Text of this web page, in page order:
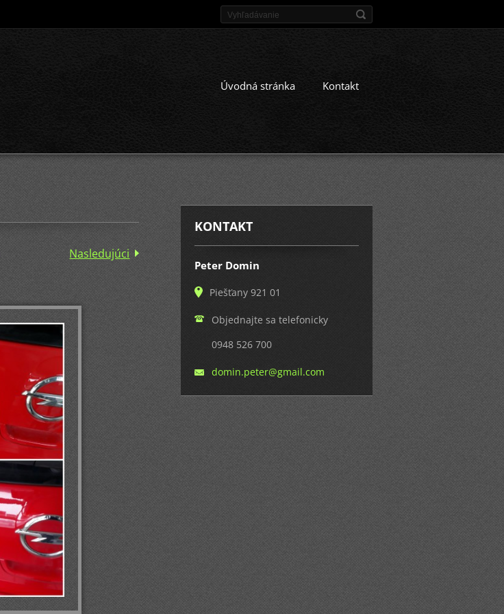
Úvodná stránka Kontakt
Nasledujúci
KONTAKT
Peter Domin
Piešťany 921 01
Objednajte sa telefonicky
0948 526 700
domin.peter@gmail.com